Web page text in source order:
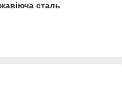
сталь